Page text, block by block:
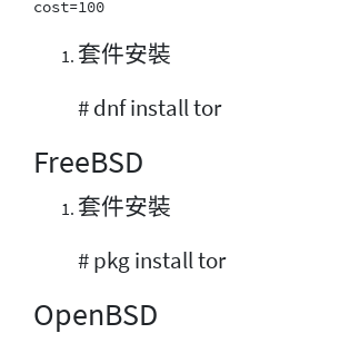
套件安裝
# dnf install tor
FreeBSD
套件安裝
# pkg install tor
OpenBSD